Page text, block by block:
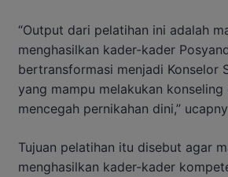
“Output dari pelatihan ini adalah
menghasilkan kader-kader
bertransformasi menjadi Konselor
yang mampu melakukan
mencegah pernikahan dini,”
Tujuan pelatihan itu disebut agar
menghasilkan kader-kader